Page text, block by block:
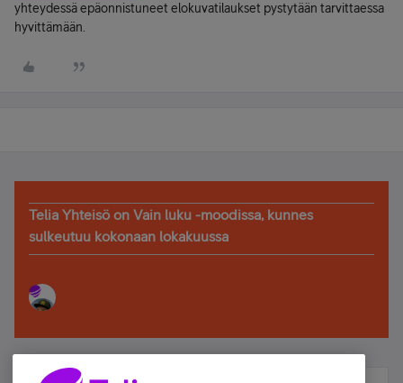
yhteydessä epäonnistuneet elokuvatilaukset pystytään tarvittaessa
hyvittämään.
Telia Yhteisö on Vain luku -moodissa, kunnes
sulkeutuu kokonaan lokakuussa